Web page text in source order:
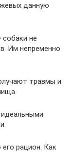
данную
собаки не
Им непременно
травмы и
рацион. Как